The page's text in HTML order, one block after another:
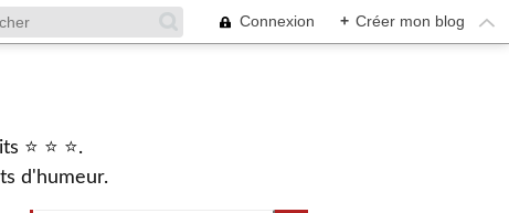
Connexion + Créer mon blog
⭐ ⭐ ⭐.
d'humeur.